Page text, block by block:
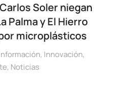
Soler niegan
Palma y El Hierro
microplásticos
, Innovación,
, Noticias